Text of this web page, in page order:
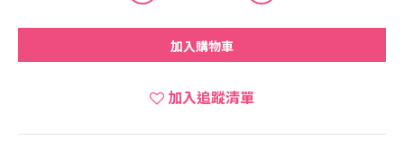
加入購物車
加入追蹤清單